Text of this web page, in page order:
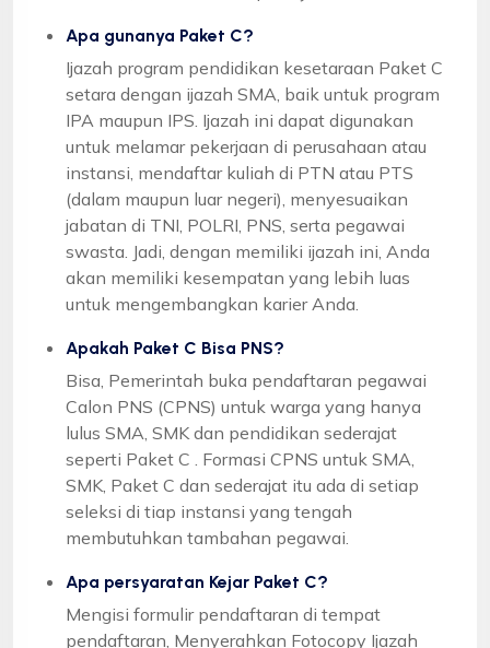
Apa gunanya Paket C?
Ijazah program pendidikan kesetaraan Paket C
setara dengan ijazah SMA, baik untuk program
IPA maupun IPS. Ijazah ini dapat digunakan
untuk melamar pekerjaan di perusahaan atau
instansi, mendaftar kuliah di PTN atau PTS
(dalam maupun luar negeri), menyesuaikan
jabatan di TNI, POLRI, PNS, serta pegawai
swasta. Jadi, dengan memiliki ijazah ini, Anda
akan memiliki kesempatan yang lebih luas
untuk mengembangkan karier Anda.
Apakah Paket C Bisa PNS?
Bisa, Pemerintah buka pendaftaran pegawai
Calon PNS (CPNS) untuk warga yang hanya
lulus SMA, SMK dan pendidikan sederajat
seperti Paket C . Formasi CPNS untuk SMA,
SMK, Paket C dan sederajat itu ada di setiap
seleksi di tiap instansi yang tengah
membutuhkan tambahan pegawai.
Apa persyaratan Kejar Paket C?
Mengisi formulir pendaftaran di tempat
pendaftaran, Menyerahkan Fotocopy Ijazah